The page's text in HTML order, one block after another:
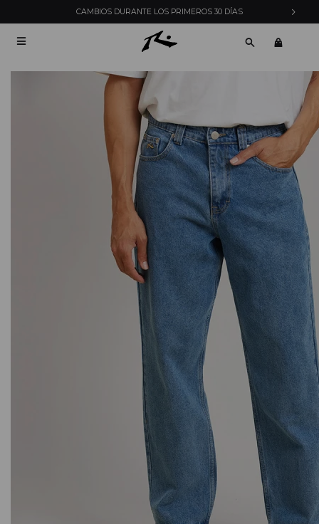
CAMBIOS DURANTE LOS PRIMEROS 30 DÍAS
